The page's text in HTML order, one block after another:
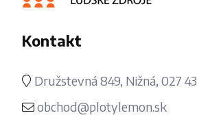
Kontakt
Družstevná 849, Nižná, 027 43
obchod@plotylemon.sk